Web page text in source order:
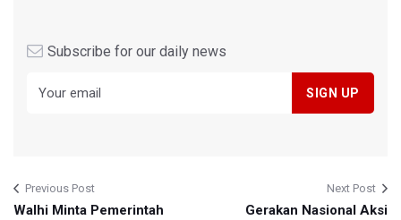
Subscribe for our daily news
Previous Post
Walhi Minta Pemerintah
Next Post
Gerakan Nasional Aksi